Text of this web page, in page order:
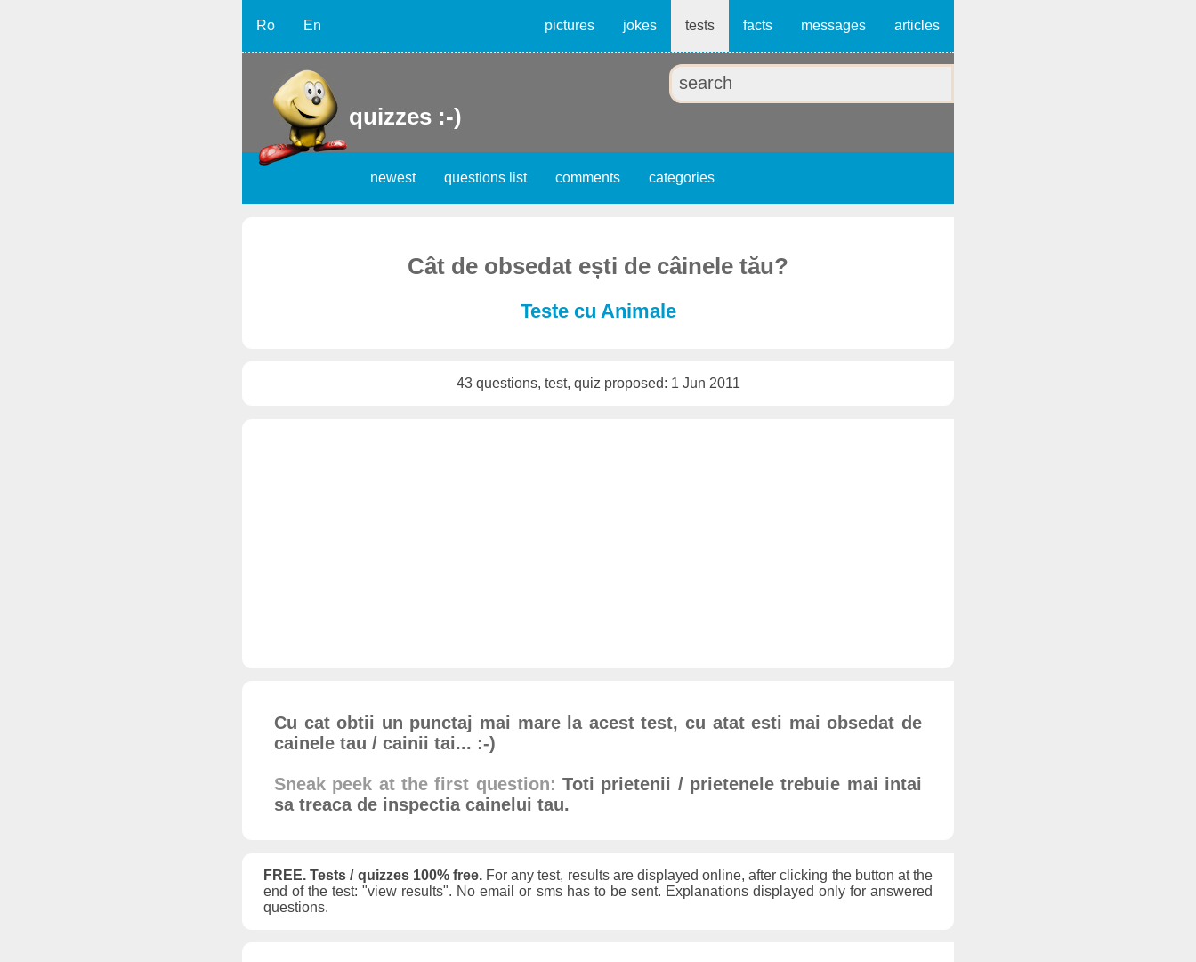
Ro En pictures jokes tests facts messages articles
quizzes :-)
newest questions list comments categories
Cât de obsedat ești de câinele tău?
Teste cu Animale
43 questions, test, quiz proposed: 1 Jun 2011
Cu cat obtii un punctaj mai mare la acest test, cu atat esti mai obsedat de
cainele tau / cainii tai... :-)
Sneak peek at the first question: Toti prietenii / prietenele trebuie mai intai
sa treaca de inspectia cainelui tau.
FREE. Tests / quizzes 100% free.For any test, results are displayed online, after clicking the button at the
end of the test: "view results". No email or sms has to be sent. Explanations displayed only for answered
questions.